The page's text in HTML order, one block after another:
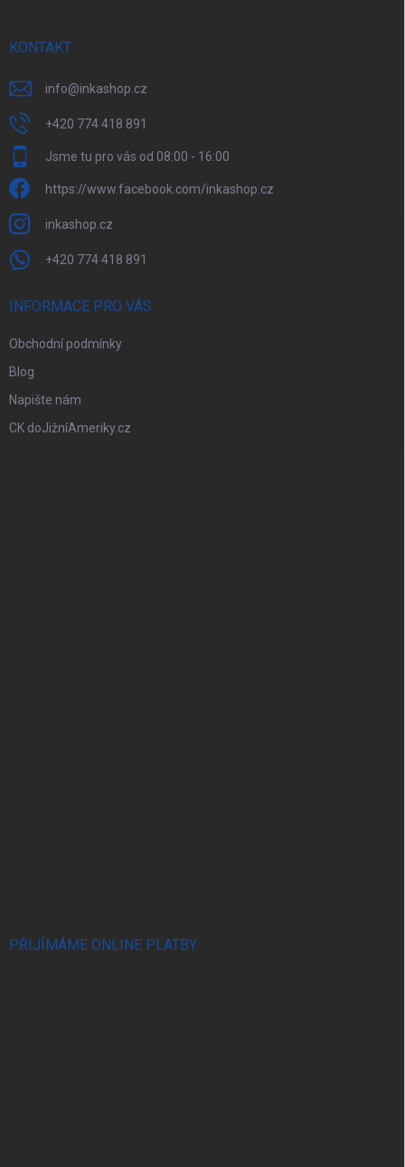
KONTAKT
info@inkashop.cz
+420 774 418 891
Jsme tu pro vás od 08:00 - 16:00
https://www.facebook.com/inkashop.cz
inkashop.cz
+420 774 418 891
INFORMACE PRO VÁS
Obchodní podmínky
Blog
Napište nám
CK doJižníAmeriky.cz
PŘIJÍMÁME ONLINE PLATBY